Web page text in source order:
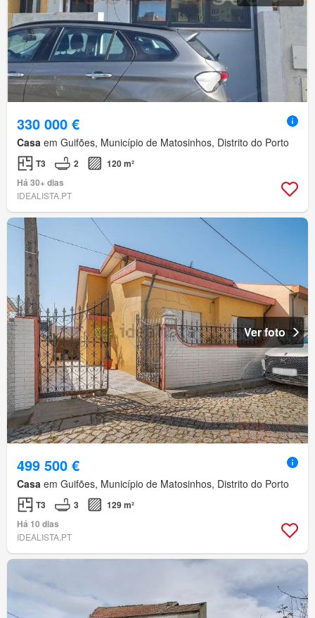
330 000 €
Casa em Guifões, Município de Matosinhos, Distrito do Porto
T3 2
120 m²
Há 30+ dias
IDEALISTA.PT
Ver foto
499 500 €
Casa em Guifões, Município de Matosinhos, Distrito do Porto
T3 3
129 m²
Há 10 dias
IDEALISTA.PT